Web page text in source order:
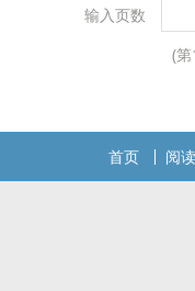
音？」
覺得這
從來不
來，發
输入页数
(第
首页 阅